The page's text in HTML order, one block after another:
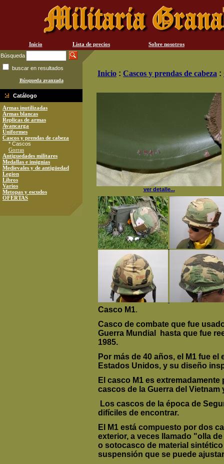
Inicio Lista de precios
Sobre nosotros
Búsqueda
buscar en resultados
Búsqueda avanzada
Catálogo
Armas inutilizadas
Armas blancas
Replicas de armas
Avancarga
Uniformes
Cascos y prendas de cabeza
* Cascos
Gorras
Antiguedades militares
Medallas e insignias
Medievales y de antigüedad
Legion
Libros
Varios
Metopas y escudos
OFERTAS
Inicio : Cascos y prendas de cabeza :
ver detalle...
Casco M1.
Casco de combate que fue
Guerra Mundial hasta que fue
1985.
Por más de 40 años, el M1 fue
Estados Unidos, y su diseño
El casco M1 es
cascos de la Guerra del
Los cascos de la época de
difíciles de encontrar.
El M1 está compuesto por dos
exterior, a veces llamado "olla
o sotocasco de material
suspensión que se puede